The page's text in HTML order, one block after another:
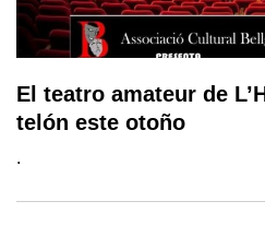
El teatro amateur de
telón este otoño
.